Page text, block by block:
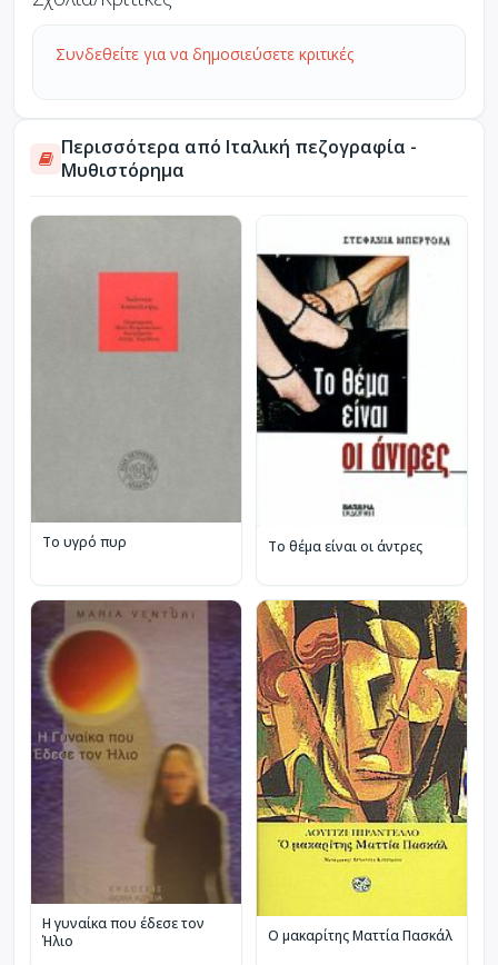
Συνδεθείτε για να δημοσιεύσετε κριτικές
Περισσότερα από Ιταλική πεζογραφία -
Μυθιστόρημα
Το υγρό πυρ Το θέμα είναι οι άντρες
Η γυναίκα που έδεσε τον
Ήλιο
Ο μακαρίτης Ματτία Πασκάλ